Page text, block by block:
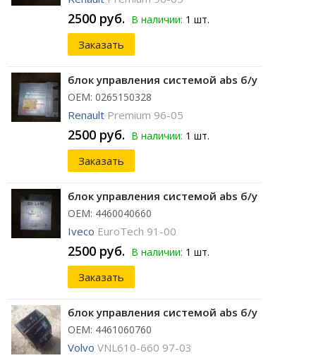
2500 руб. В наличии: 1 шт.
Заказать
блок управления системой abs б/у
ОЕМ: 0265150328
Renault Premium 96-05
2500 руб. В наличии: 1 шт.
Заказать
блок управления системой abs б/у
ОЕМ: 4460040660
Iveco EuroTech 91-00
2500 руб. В наличии: 1 шт.
Заказать
блок управления системой abs б/у
ОЕМ: 4461060760
Volvo VNL610-660 97-03